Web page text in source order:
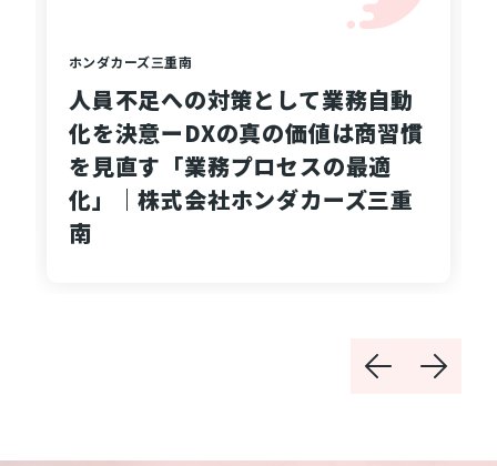
ホンダカーズ三重南
人員不足への対策として業務自動
化を決意ーDXの真の価値は商習慣
を見直す「業務プロセスの最適
化」｜株式会社ホンダカーズ三重
南